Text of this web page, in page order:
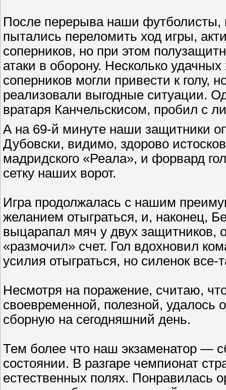
После перерыва наши футболисты,
пытались переломить ход игры,
соперников, но при этом
атаки в оборону. Несколько
соперников могли привести к голу,
реализовали выгодные ситуации.
вратаря Канчельскисом, пробил с
А на 69-й минуте наши защитники
Дубовски, видимо, здорово
мадридского «Реала», и форвард
сетку наших ворот.
Игра продолжалась с нашим
желанием отыграться, и, наконец,
выцарапал мяч у двух защитников,
«размочил» счет. Гол вдохновил
усилия отыграться, но силенок все-
Несмотря на поражение, считаю,
своевременной, полезной, удалось
сборную на сегодняшний день.
Тем более что наш экзаменатор —
состоянии. В разгаре чемпионат
естественных полях. Понравилась